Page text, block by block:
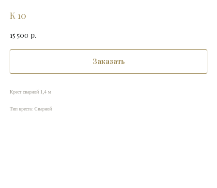
К 10
15 500 р.
Заказать
Крест сварной 1,4 м
Тип креста: Сварной